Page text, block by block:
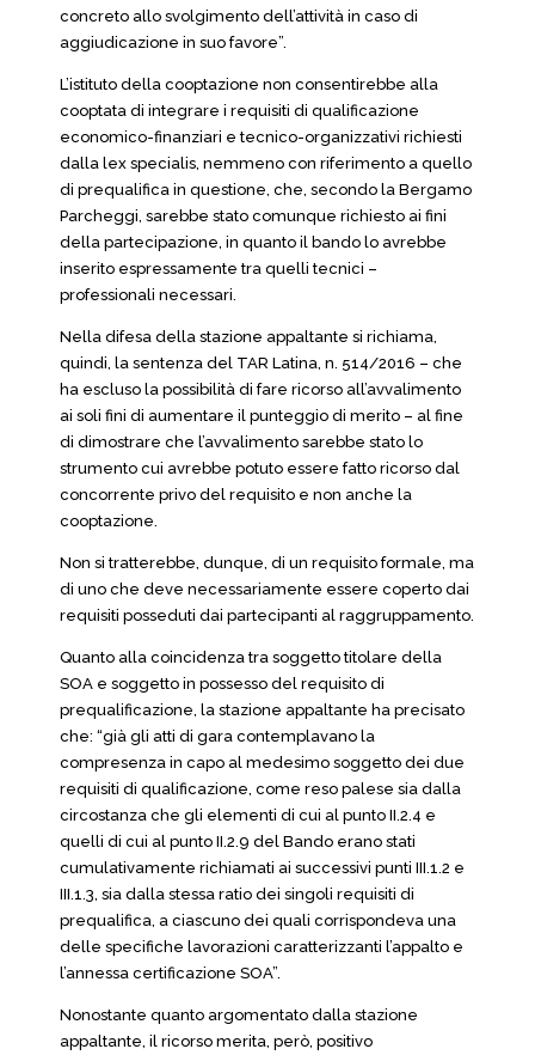
concreto allo svolgimento dell’attività in caso di
aggiudicazione in suo favore”.
L’istituto della cooptazione non consentirebbe alla
cooptata di integrare i requisiti di qualificazione
economico-finanziari e tecnico-organizzativi richiesti
dalla lex specialis, nemmeno con riferimento a quello
di prequalifica in questione, che, secondo la Bergamo
Parcheggi, sarebbe stato comunque richiesto ai fini
della partecipazione, in quanto il bando lo avrebbe
inserito espressamente tra quelli tecnici –
professionali necessari.
Nella difesa della stazione appaltante si richiama,
quindi, la sentenza del TAR Latina, n. 514/2016 – che
ha escluso la possibilità di fare ricorso all’avvalimento
ai soli fini di aumentare il punteggio di merito – al fine
di dimostrare che l’avvalimento sarebbe stato lo
strumento cui avrebbe potuto essere fatto ricorso dal
concorrente privo del requisito e non anche la
cooptazione.
Non si tratterebbe, dunque, di un requisito formale, ma
di uno che deve necessariamente essere coperto dai
requisiti posseduti dai partecipanti al raggruppamento.
Quanto alla coincidenza tra soggetto titolare della
SOA e soggetto in possesso del requisito di
prequalificazione, la stazione appaltante ha precisato
che: “già gli atti di gara contemplavano la
compresenza in capo al medesimo soggetto dei due
requisiti di qualificazione, come reso palese sia dalla
circostanza che gli elementi di cui al punto II.2.4 e
quelli di cui al punto II.2.9 del Bando erano stati
cumulativamente richiamati ai successivi punti III.1.2 e
III.1.3, sia dalla stessa ratio dei singoli requisiti di
prequalifica, a ciascuno dei quali corrispondeva una
delle specifiche lavorazioni caratterizzanti l’appalto e
l’annessa certificazione SOA”.
Nonostante quanto argomentato dalla stazione
appaltante, il ricorso merita, però, positivo